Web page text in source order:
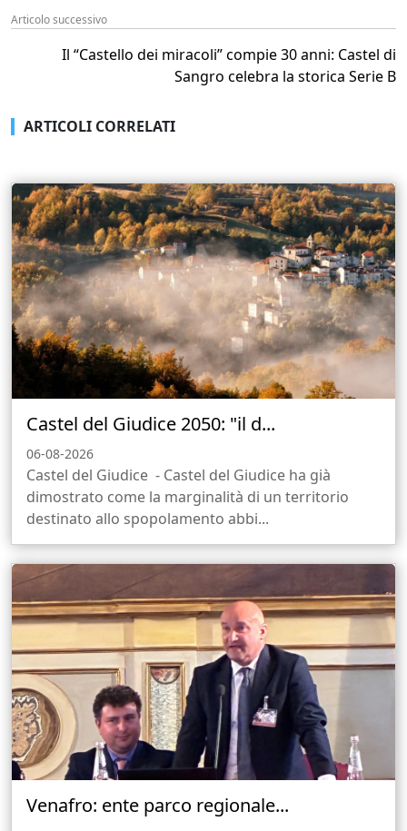
Articolo successivo
Il “Castello dei miracoli” compie 30 anni: Castel di
Sangro celebra la storica Serie B
ARTICOLI CORRELATI
Castel del Giudice 2050: "il d...
06-08-2026
Castel del Giudice - Castel del Giudice ha già
dimostrato come la marginalità di un territorio
destinato allo spopolamento abbi...
Venafro: ente parco regionale...